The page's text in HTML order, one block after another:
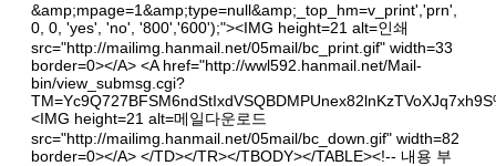
&amp;mpage=1&amp;type=null&amp;_top_hm=v_print','prn',
0, 0, 'yes', 'no', '800','600');"><IMG height=21 alt=인쇄
src="http://mailimg.hanmail.net/05mail/bc_print.gif" width=33
border=0></A> <A href="http://wwl592.hanmail.net/Mail-
bin/view_submsg.cgi?
<IMG height=21 alt=메일다운로드
src="http://mailimg.hanmail.net/05mail/bc_down.gif" width=82
border=0></A> </TD></TR></TBODY></TABLE><!-- 내용 부